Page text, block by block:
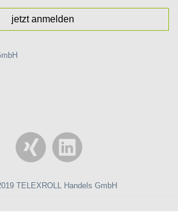
jetzt anmelden
TELEXROLL Handels GmbH